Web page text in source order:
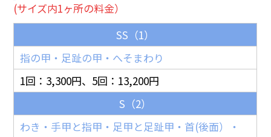
(サイズ内1ヶ所の料金）
SS（1）
指の甲・足趾の甲・へそまわり
1回：3,300円、5回：13,200円
S（2）
わき・手甲と指甲・足甲と足趾甲・首(後面）・